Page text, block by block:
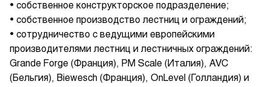
• собственное конструкторское подразделение;
• собственное производство лестниц и ограждений;
• сотрудничество с ведущими европейскими
производителями лестниц и лестничных ограждений:
Grande Forge (Франция), PM Scale (Италия), AVC
(Бельгия), Biewesch (Франция), OnLevel (Голландия) и